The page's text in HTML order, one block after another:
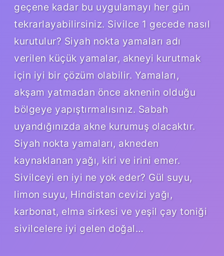
geçene kadar bu uygulamayı her gün
tekrarlayabilirsiniz. Sivilce 1 gecede nasıl
kurutulur? Siyah nokta yamaları adı
verilen küçük yamalar, akneyi kurutmak
için iyi bir çözüm olabilir. Yamaları,
akşam yatmadan önce aknenin olduğu
bölgeye yapıştırmalısınız. Sabah
uyandığınızda akne kurumuş olacaktır.
Siyah nokta yamaları, akneden
kaynaklanan yağı, kiri ve irini emer.
Sivilceyi en iyi ne yok eder? Gül suyu,
limon suyu, Hindistan cevizi yağı,
karbonat, elma sirkesi ve yeşil çay toniği
sivilcelere iyi gelen doğal…